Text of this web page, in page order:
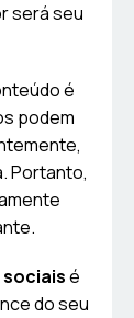
será seu
é
podem
Portanto,
é
do seu